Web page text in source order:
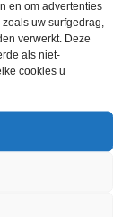
en om advertenties
uw surfgedrag,
verwerkt. Deze
als niet-
cookies u